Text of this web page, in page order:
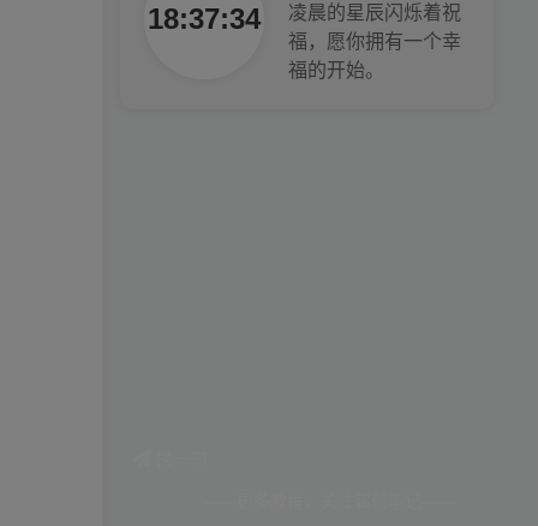
工作也轻松了！
18:37:35
凌晨的星辰闪烁着祝
福，愿你拥有一个幸
福的开始。